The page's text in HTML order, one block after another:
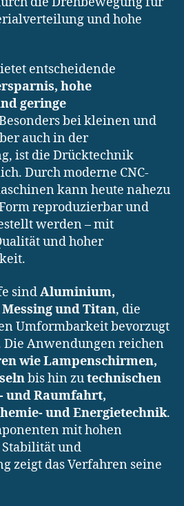
und hohe
entscheidende
hohe
geringe
bei kleinen und
auch in der
ist die Drücktechnik
Durch moderne CNC-
kann heute nahezu
reproduzierbar und
werden – mit
und hoher
sindAluminium,
und Titan, die
Umformbarkeit bevorzugt
Die Anwendungen reichen
wie Lampenschirmen,
bis hin zutechnischen
und Raumfahrt,
und Energietechnik.
mit hohen
und
zeigt das Verfahren seine